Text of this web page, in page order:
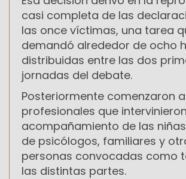
casi completa de las
las once víctimas, una tarea
demandó alrededor de ocho
distribuidas entre las dos
jornadas del debate.
Posteriormente comenzaron
profesionales que
acompañamiento de las
de psicólogos, familiares y
personas convocadas como
las distintas partes.